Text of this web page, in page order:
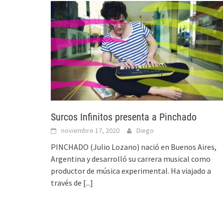
Surcos Infinitos presenta a Pinchado
noviembre 17, 2020 Diego
PINCHADO (Julio Lozano) nació en Buenos Aires,
Argentina y desarrolló su carrera musical como
productor de música experimental. Ha viajado a
través de [...]